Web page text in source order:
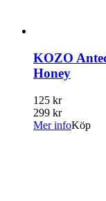
KOZO
Honey
125 kr
299 kr
Mer infoKöp